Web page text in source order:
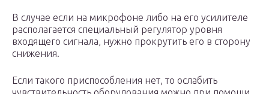
В случае если на микрофоне либо на его усилителе
располагается специальный регулятор уровня
входящего сигнала, нужно прокрутить его в сторону
снижения.
Если такого приспособления нет, то ослабить